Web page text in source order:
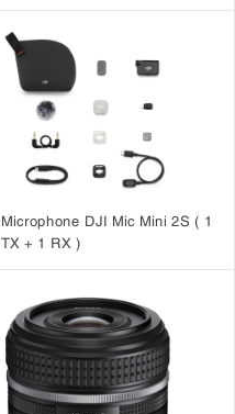
Microphone DJI Mic Mini 2S ( 1
TX + 1 RX )